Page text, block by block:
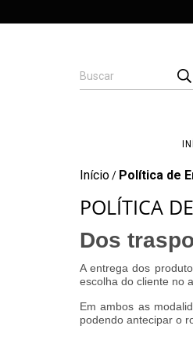
Início/ Política de
POLÍTICA
Dos
A entrega dos
escolha do cliente no
Em ambos as
podendo antecipar o